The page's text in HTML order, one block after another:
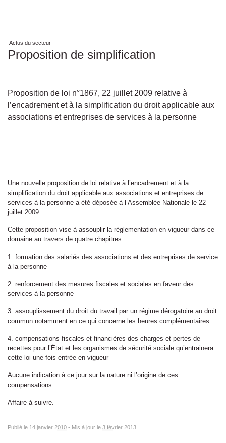
Actus du secteur
Proposition de simplification
Proposition de loi n°1867, 22 juillet 2009 relative à
l’encadrement et à la simplification du droit applicable aux
associations et entreprises de services à la personne
Une nouvelle proposition de loi relative à l’encadrement et à la
simplification du droit applicable aux associations et entreprises de
services à la personne a été déposée à l’Assemblée Nationale le 22
juillet 2009.
Cette proposition vise à assouplir la réglementation en vigueur dans ce
domaine au travers de quatre chapitres :
1. formation des salariés des associations et des entreprises de service
à la personne
2. renforcement des mesures fiscales et sociales en faveur des
services à la personne
3. assouplissement du droit du travail par un régime dérogatoire au droit
commun notamment en ce qui concerne les heures complémentaires
4. compensations fiscales et financières des charges et pertes de
recettes pour l’État et les organismes de sécurité sociale qu’entrainera
cette loi une fois entrée en vigueur
Aucune indication à ce jour sur la nature ni l’origine de ces
compensations.
Affaire à suivre.
Publié le 14 janvier 2010 - Mis à jour le 3 février 2013